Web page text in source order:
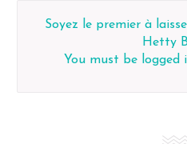
Soyez le premier à
Hetty
You must be logged